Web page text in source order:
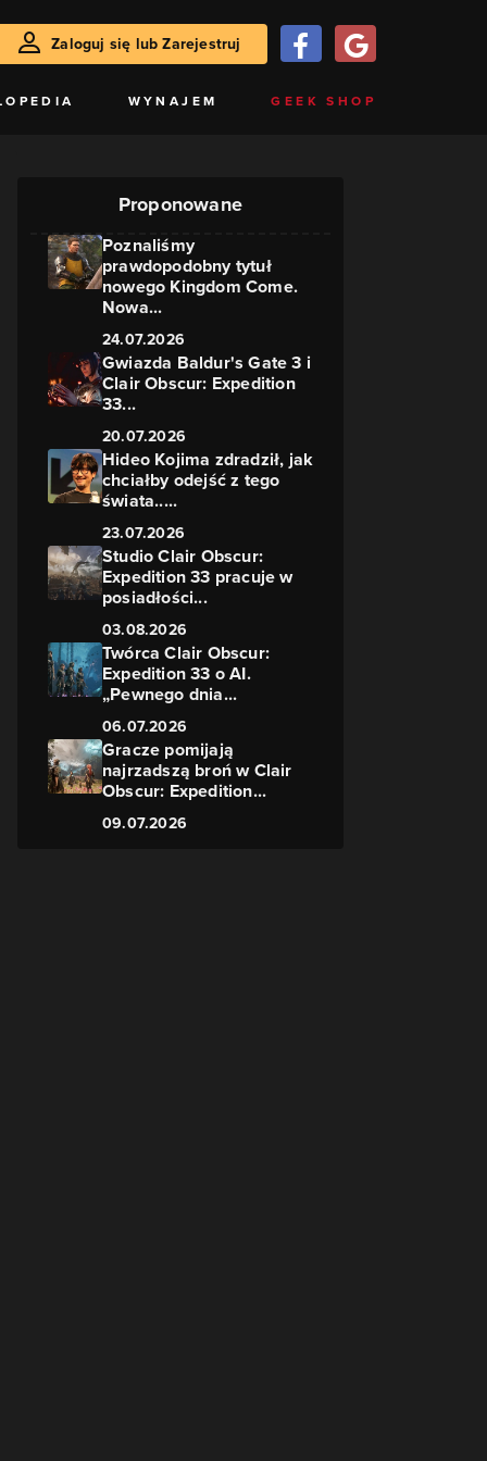
Zaloguj się lub Zarejestruj
WYNAJEM GEEK SHOP
Proponowane
Poznaliśmy
prawdopodobny tytuł
nowego Kingdom Come.
Nowa...
24.07.2026
Gwiazda Baldur's Gate 3 i
Clair Obscur: Expedition
33...
20.07.2026
Hideo Kojima zdradził, jak
chciałby odejść z tego
świata.....
23.07.2026
Studio Clair Obscur:
Expedition 33 pracuje w
posiadłości...
03.08.2026
Twórca Clair Obscur:
Expedition 33 o AI.
„Pewnego dnia...
06.07.2026
Gracze pomijają
najrzadszą broń w Clair
Obscur: Expedition...
09.07.2026